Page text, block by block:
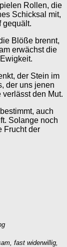
Rollen, die
Schicksal mit,
gequält.
Blöße brennt,
erwächst die
der Stein im
der uns jenen
den Mut.
auch
Solange noch
Frucht der
fast widerwillig,